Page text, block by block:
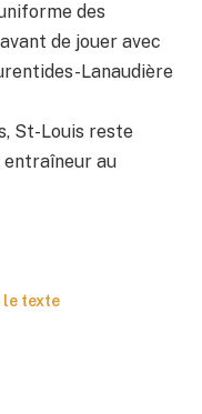
des
de jouer avec
Lanaudière
St-Louis reste
entraîneur au
le texte